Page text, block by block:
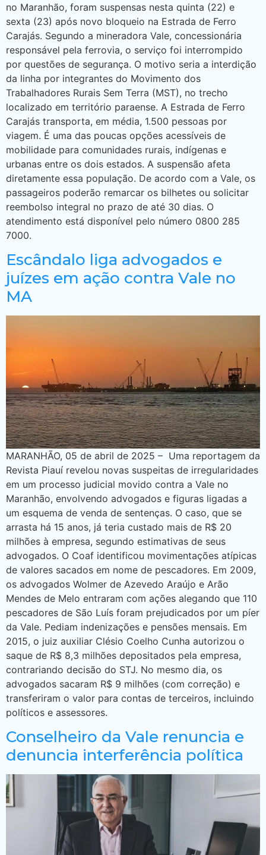
no Maranhão, foram suspensas nesta quinta (22) e
sexta (23) após novo bloqueio na Estrada de Ferro
Carajás. Segundo a mineradora Vale, concessionária
responsável pela ferrovia, o serviço foi interrompido
por questões de segurança. O motivo seria a interdição
da linha por integrantes do Movimento dos
Trabalhadores Rurais Sem Terra (MST), no trecho
localizado em território paraense. A Estrada de Ferro
Carajás transporta, em média, 1.500 pessoas por
viagem. É uma das poucas opções acessíveis de
mobilidade para comunidades rurais, indígenas e
urbanas entre os dois estados. A suspensão afeta
diretamente essa população. De acordo com a Vale, os
passageiros poderão remarcar os bilhetes ou solicitar
reembolso integral no prazo de até 30 dias. O
atendimento está disponível pelo número 0800 285
7000.
Escândalo liga advogados e
juízes em ação contra Vale no
MA
MARANHÃO, 05 de abril de 2025 – Uma reportagem da
Revista Piauí revelou novas suspeitas de irregularidades
em um processo judicial movido contra a Vale no
Maranhão, envolvendo advogados e figuras ligadas a
um esquema de venda de sentenças. O caso, que se
arrasta há 15 anos, já teria custado mais de R$ 20
milhões à empresa, segundo estimativas de seus
advogados. O Coaf identificou movimentações atípicas
de valores sacados em nome de pescadores. Em 2009,
os advogados Wolmer de Azevedo Araújo e Arão
Mendes de Melo entraram com ações alegando que 110
pescadores de São Luís foram prejudicados por um píer
da Vale. Pediam indenizações e pensões mensais. Em
2015, o juiz auxiliar Clésio Coelho Cunha autorizou o
saque de R$ 8,3 milhões depositados pela empresa,
contrariando decisão do STJ. No mesmo dia, os
advogados sacaram R$ 9 milhões (com correção) e
transferiram o valor para contas de terceiros, incluindo
políticos e assessores.
Conselheiro da Vale renuncia e
denuncia interferência política